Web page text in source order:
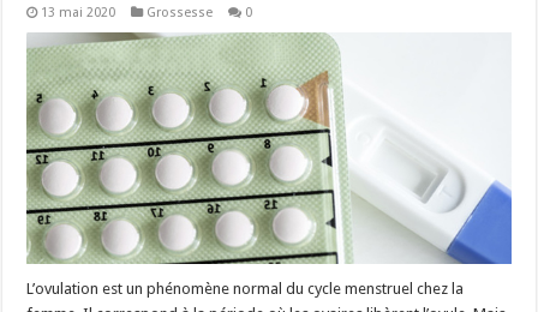
13 mai 2020 Grossesse 0
L’ovulation est un phénomène normal du cycle menstruel chez la